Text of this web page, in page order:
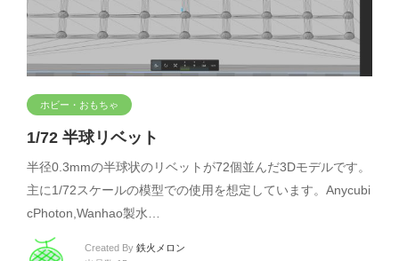
ホビー・おもちゃ
1/72 半球リベット
半径0.3mmの半球状のリベットが72個並んだ3Dモデルです。
主に1/72スケールの模型での使用を想定しています。Anycubi
cPhoton,Wanhao製水…
Created By 鉄火メロン